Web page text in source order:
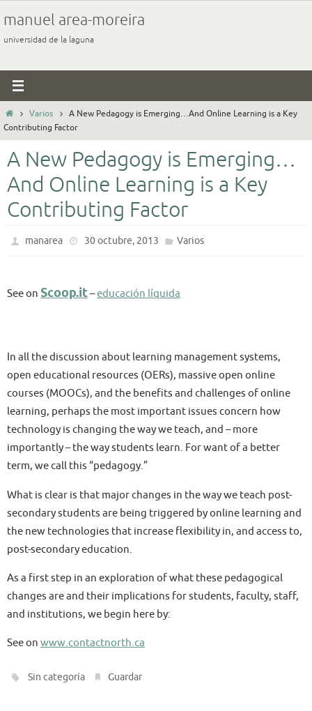
al
contenido
manuel area-moreira
universidad de la laguna
InicioVarios
A New Pedagogy is Emerging…And Online Learning is a Key
Contributing Factor
A New Pedagogy is Emerging…
And Online Learning is a Key
Contributing Factor
manarea 30 octubre, 2013 Varios
See on Scoop.it–educación líquida
In all the discussion about learning management systems,
open educational resources (OERs), massive open online
courses (MOOCs), and the benefits and challenges of online
learning, perhaps the most important issues concern how
technology is changing the way we teach, and – more
importantly – the way students learn. For want of a better
term, we call this “pedagogy.”
What is clear is that major changes in the way we teach post-
secondary students are being triggered by online learning and
the new technologies that increase flexibility in, and access to,
post-secondary education.
As a first step in an exploration of what these pedagogical
changes are and their implications for students, faculty, staff,
and institutions, we begin here by:
See on www.contactnorth.ca
Sin categoría Guardar